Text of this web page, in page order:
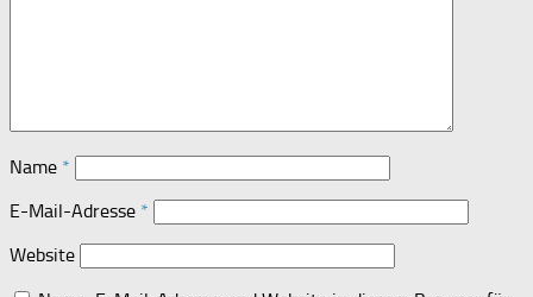
Name *
E-Mail-Adresse *
Website